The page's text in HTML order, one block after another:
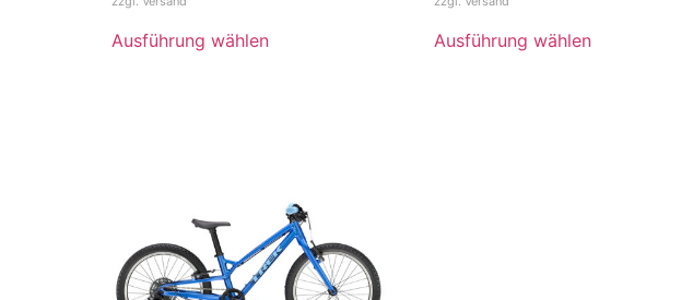
Ausführung wählen Ausführung wählen